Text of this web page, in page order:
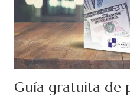
Guía gratuita de